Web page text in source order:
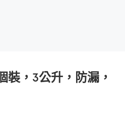
裝，3公升，防漏，